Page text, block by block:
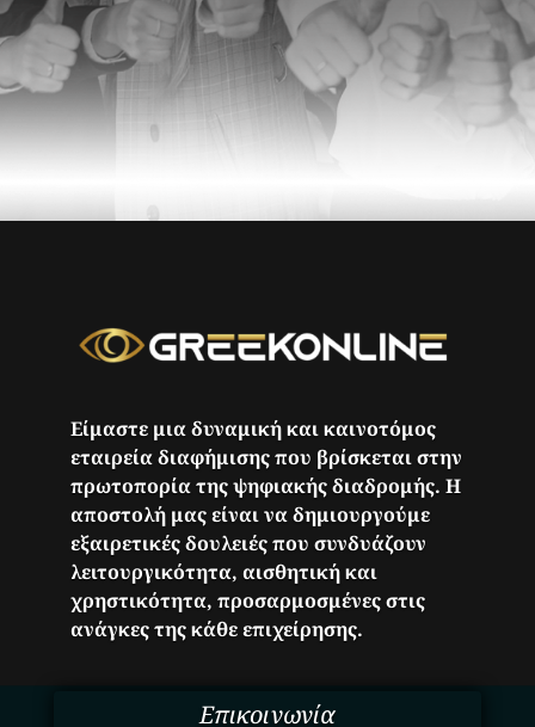
Είμαστε μια δυναμική και καινοτόμος
εταιρεία διαφήμισης που βρίσκεται στην
πρωτοπορία της ψηφιακής διαδρομής. Η
αποστολή μας είναι να δημιουργούμε
εξαιρετικές δουλειές που συνδυάζουν
λειτουργικότητα, αισθητική και
χρηστικότητα, προσαρμοσμένες στις
ανάγκες της κάθε επιχείρησης.
Επικοινωνία